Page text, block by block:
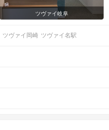
ツヴァイ岐阜
ツヴァイ岡崎 ツヴァイ名駅